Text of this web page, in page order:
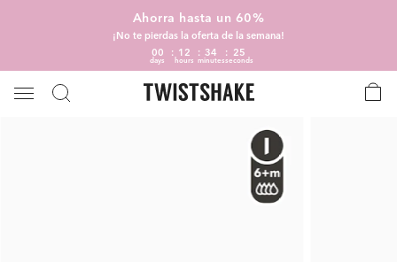
Ahorra hasta un 60%
¡No te pierdas la oferta de la semana!
00
days
12
hours
34
minutes
24
seconds